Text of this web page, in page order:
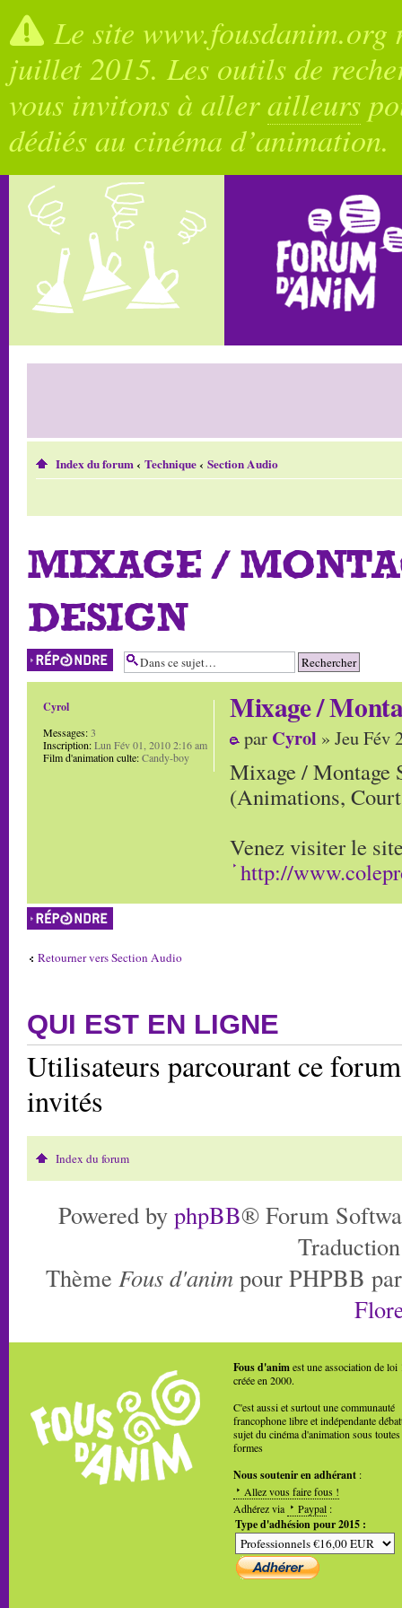
Le site
juillet 2015. Les outils de
vous invitons à allerailleurs
dédiés au cinéma d’animation.
Index du forum‹ Technique‹ Section Audio
MIXAGE /
DESIGN
Répondre
Mixage /
par Cyrol » Jeu Fév
Mixage / Montage
(Animations,
Venez visiter le
http://
Cyrol
Messages:3
Inscription:Lun Fév 01, 2010 2:16 am
Film d'animation culte:Candy-boy
Répondre
Retourner vers Section Audio
QUI EST EN LIGNE
Utilisateurs parcourant ce
invités
Index du forum
Powered by phpBB® Forum
Thème Fous d'anim pour PHPBB
Fous d'animest une association de loi
créée en 2000.
C'est aussi et surtout une communauté
francophone libre et indépendante
sujet du cinéma d'animation sous toutes
formes
Nous soutenir en adhérant :
Allez vous faire fous !
Adhérez via
Paypal :
Type d'adhésion pour 2015 :